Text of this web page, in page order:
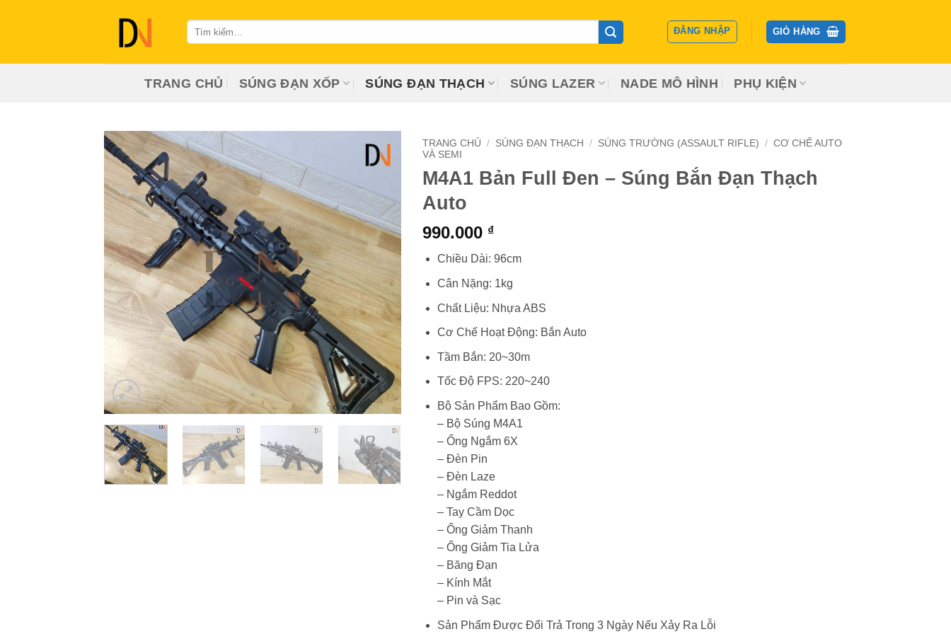
dung
Tìm
kiếm:
ĐĂNG NHẬP GIỎ HÀNG
TRANG CHỦ SÚNG ĐẠN XỐP SÚNG ĐẠN THẠCH SÚNG LAZER NADE MÔ HÌNH PHỤ KIỆN
TRANG CHỦ / SÚNG ĐẠN THẠCH / SÚNG TRƯỜNG (ASSAULT RIFLE) / CƠ CHẾ AUTO
VÀ SEMI
M4A1 Bản Full Đen – Súng Bắn Đạn Thạch
Auto
990.000 ₫
Chiều Dài: 96cm
Cân Nặng: 1kg
Chất Liệu: Nhựa ABS
Cơ Chế Hoạt Động: Bắn Auto
Tầm Bắn: 20~30m
Tốc Độ FPS: 220~240
Bộ Sản Phẩm Bao Gồm:
– Bộ Súng M4A1
– Ống Ngắm 6X
– Đèn Pin
– Đèn Laze
– Ngắm Reddot
– Tay Cầm Dọc
– Ống Giảm Thanh
– Ống Giảm Tia Lửa
– Băng Đạn
– Kính Mắt
– Pin và Sạc
Sản Phẩm Được Đổi Trả Trong 3 Ngày Nếu Xảy Ra Lỗi